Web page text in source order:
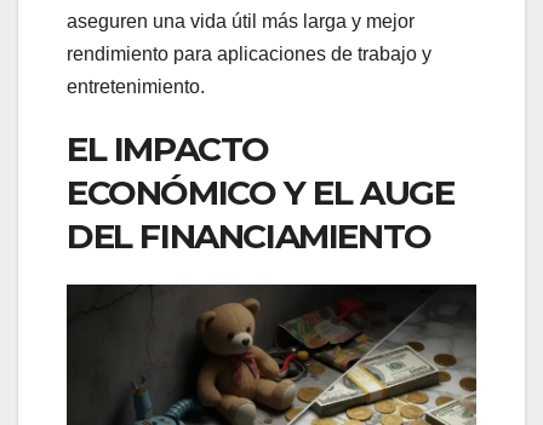
aseguren una vida útil más larga y mejor
rendimiento para aplicaciones de trabajo y
entretenimiento.
EL IMPACTO
ECONÓMICO Y EL AUGE
DEL FINANCIAMIENTO